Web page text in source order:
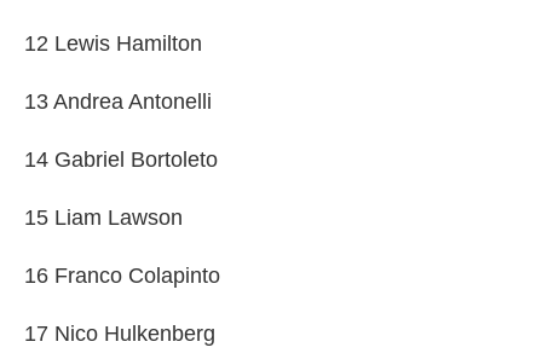
12 Lewis Hamilton
13 Andrea Antonelli
14 Gabriel Bortoleto
15 Liam Lawson
16 Franco Colapinto
17 Nico Hulkenberg